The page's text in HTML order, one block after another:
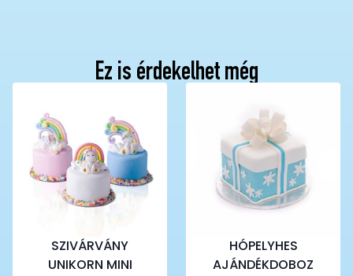
Ez is érdekelhet még
SZIVÁRVÁNY
UNIKORN MINI
HÓPELYHES
AJÁNDÉKDOBOZ